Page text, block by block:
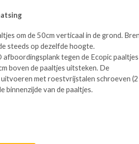
om de 50cm verticaal in de grond.
steeds op dezelfde hoogte.
afboordingsplank tegen de Ecopic paaltjes
boven de paaltjes uitsteken. De
met roestvrijstalen schroeven (2
binnenzijde van de paaltjes.